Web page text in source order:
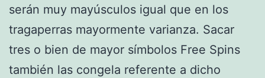
serán muy mayúsculos igual que en los
tragaperras mayormente varianza. Sacar
tres o bien de mayor símbolos Free Spins
también las congela referente a dicho